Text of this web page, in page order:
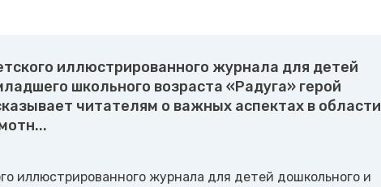
иллюстрированного журнала для детей
школьного возраста «Радуга» герой
читателям о важных аспектах в области
иллюстрированного журнала для детей дошкольного и